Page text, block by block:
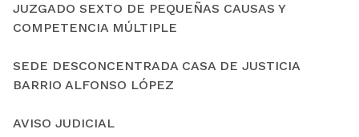
JUZGADO SEXTO DE PEQUEÑAS CAUSAS Y
COMPETENCIA MÚLTIPLE
SEDE DESCONCENTRADA CASA DE JUSTICIA
BARRIO ALFONSO LÓPEZ
AVISO JUDICIAL